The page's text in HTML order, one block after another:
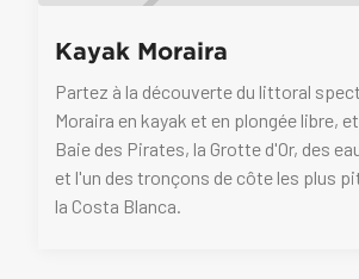
Kayak Moraira
Partez à la découverte du littoral
Moraira en kayak et en plongée libre,
Baie des Pirates, la Grotte d'Or, des
et l'un des tronçons de côte les plus
la Costa Blanca.